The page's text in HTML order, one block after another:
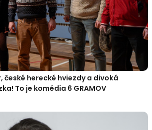
české herecké hviezdy a divoká
To je komédia 6 GRAMOV